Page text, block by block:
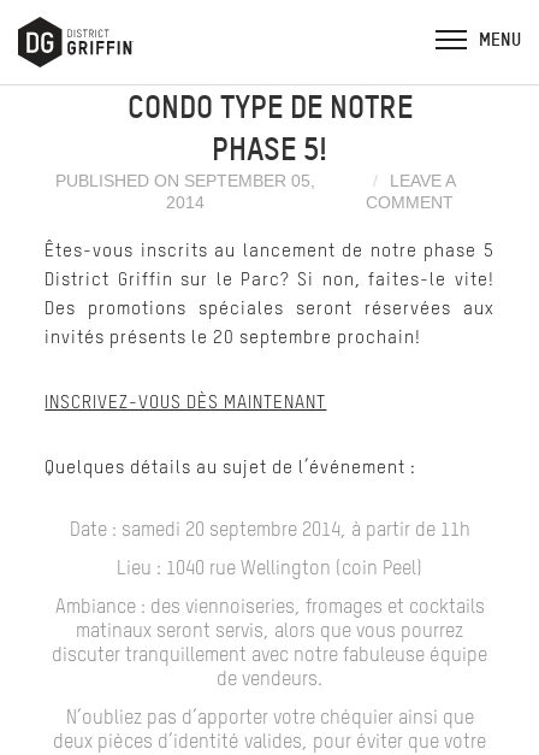
CONDO TYPE DE NOTRE
PHASE 5!
PUBLISHED ON SEPTEMBER 05,
2014
LEAVE A
COMMENT
Êtes-vous inscrits au lancement de notre phase 5
District Griffin sur le Parc? Si non, faites-le vite!
Des promotions spéciales seront réservées aux
invités présents le 20 septembre prochain!
INSCRIVEZ-VOUS DÈS MAINTENANT
Quelques détails au sujet de l’événement :
Date : samedi 20 septembre 2014, à partir de 11h
Lieu : 1040 rue Wellington (coin Peel)
Ambiance: des viennoiseries, fromages et cocktails
matinaux seront servis, alors que vous pourrez
discuter tranquillement avec notre fabuleuse équipe
de vendeurs.
N’oubliez pas d’apporter votre chéquierainsi que
deux pièces d’identité valides, pour éviter que votre